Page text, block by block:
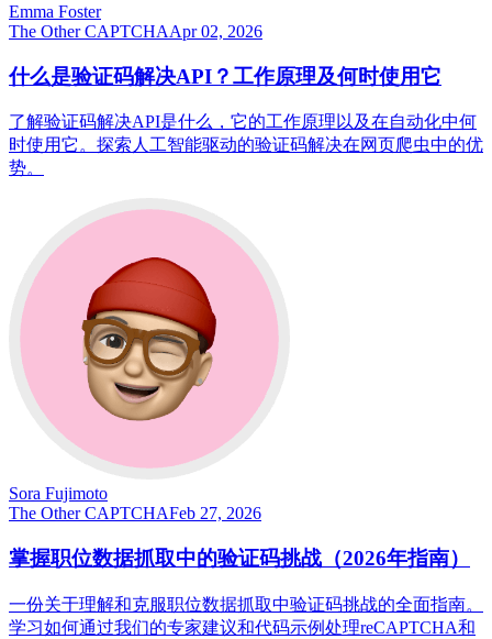
Emma Foster
The Other CAPTCHAApr 02, 2026
什么是验证码解决API？工作原理及何时使用它
了解验证码解决API是什么，它的工作原理以及在自动化中何
时使用它。探索人工智能驱动的验证码解决在网页爬虫中的优
势。
Sora Fujimoto
The Other CAPTCHAFeb 27, 2026
掌握职位数据抓取中的验证码挑战（2026年指南）
一份关于理解和克服职位数据抓取中验证码挑战的全面指南。
学习如何通过我们的专家建议和代码示例处理reCAPTCHA和